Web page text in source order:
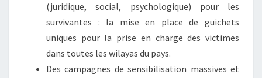
(juridique, social, psychologique) pour les
survivantes : la mise en place de guichets
uniques pour la prise en charge des victimes
dans toutes les wilayas du pays.
Des campagnes de sensibilisation massives et